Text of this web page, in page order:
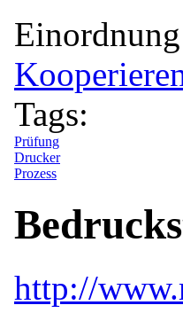
Tags:
Prüfung
Drucker
Prozess
http://